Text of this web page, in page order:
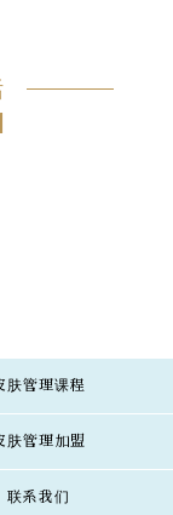
肤管理课程
肤管理加盟
联系我们